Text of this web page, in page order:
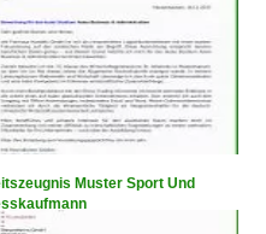
Muster Sport Und